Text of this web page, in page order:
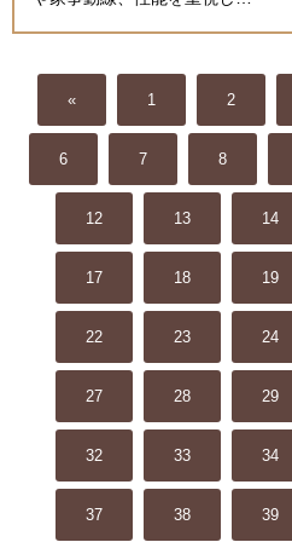
« 1 2
6 7 8
12 13 14
17 18 19
22 23 24
27 28 29
32 33 34
37 38 39